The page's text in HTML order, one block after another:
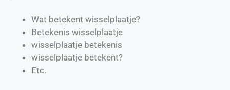
Wat betekent wisselplaatje?
Betekenis wisselplaatje
wisselplaatje betekenis
wisselplaatje betekent?
Etc.